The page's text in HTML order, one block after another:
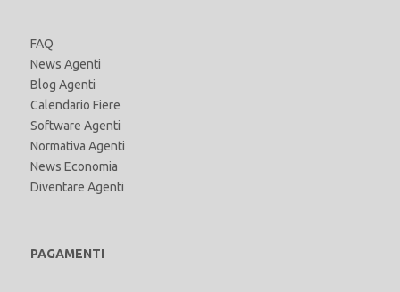
FAQ
News Agenti
Blog Agenti
Calendario Fiere
Software Agenti
Normativa Agenti
News Economia
Diventare Agenti
PAGAMENTI